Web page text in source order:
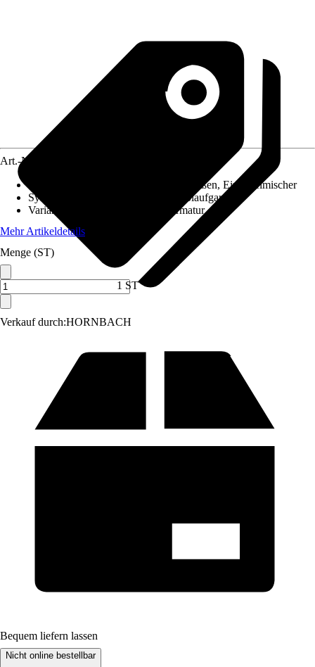
Verkauf durch:HORNBACH
Art.-Nr.
Eigensicher gegen Rückfließen, Einhebelmischer
System der Ablaufgarnitur
Ohne Ablaufgarnitur
Variante
Einhebel Badewannenarmatur
Mehr Artikeldetails
Menge (ST)
1 ST
Bequem liefern lassen
Nicht online bestellbar